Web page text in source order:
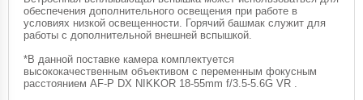
обеспечения дополнительного освещения при работе в
условиях низкой освещенности. Горячий башмак служит для
работы с дополнительной внешней вспышкой.
*В данной поставке камера комплектуется
высококачественным объективом с переменным фокусным
расстоянием AF-P DX NIKKOR 18-55mm f/3.5-5.6G VR .